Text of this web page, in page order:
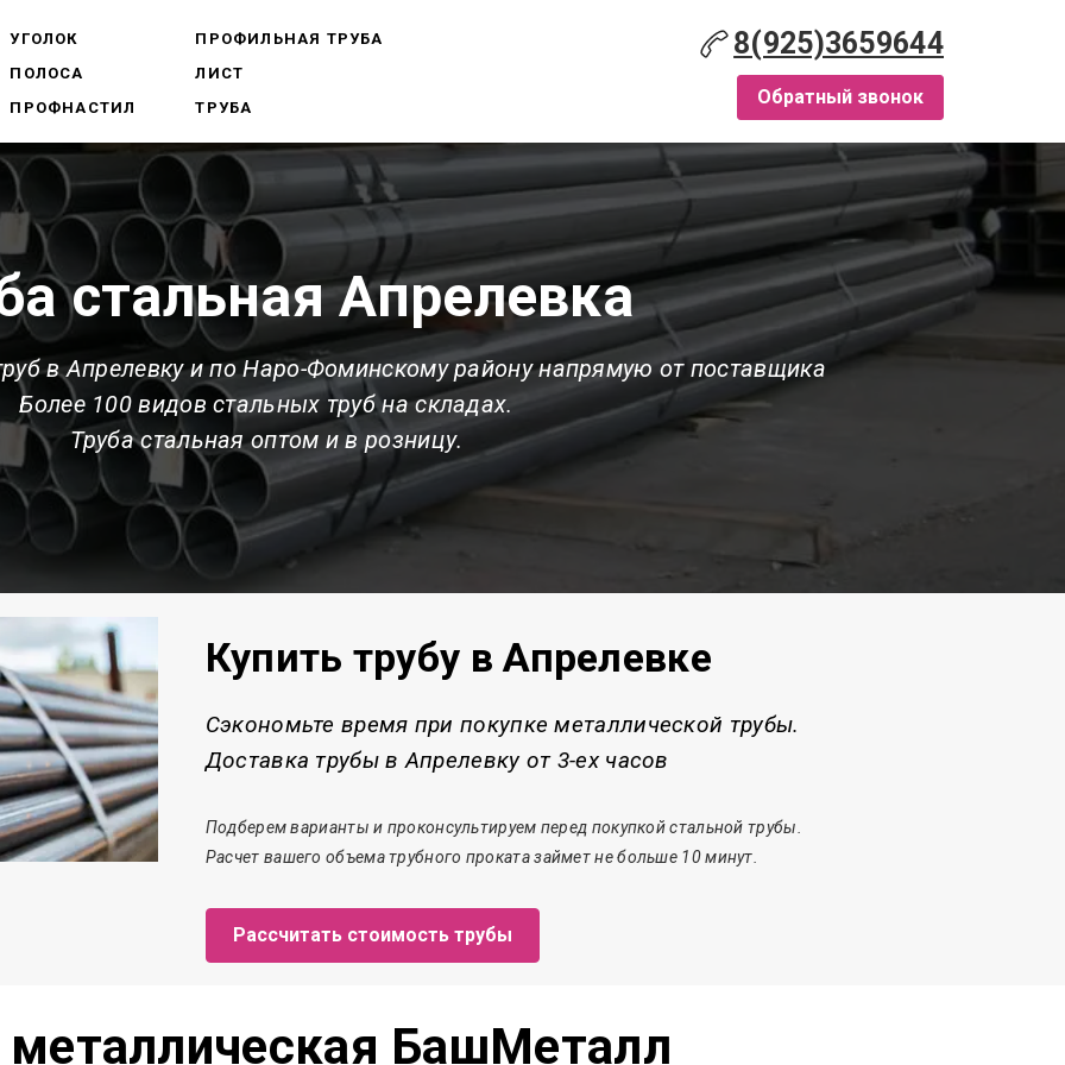
УГОЛОК
ПОЛОСА
ПРОФНАСТИЛ
ПРОФИЛЬНАЯ ТРУБА
ЛИСТ
ТРУБА
8(925)3659644
Обратный звонок
стальная Апрелевка
в Апрелевку и по Наро-Фоминскому району напрямую от поставщика
Более 100 видов стальных труб на складах.
Труба стальная оптом и в розницу.
Купить трубу в Апрелевке
Сэкономьте время при покупке металлической трубы.
Доставка трубы в Апрелевку от 3-ех часов
Подберем варианты и проконсультируем перед покупкой стальной трубы.
Расчет вашего объема трубного проката займетне больше 10 минут.
Рассчитать стоимость трубы
металлическая БашМеталл